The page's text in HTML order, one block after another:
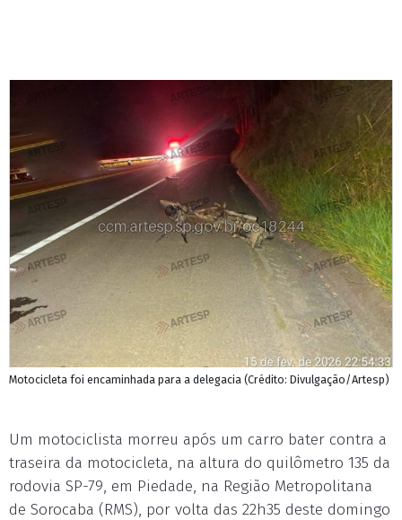
Motocicleta foi encaminhada para a delegacia (Crédito: Divulgação/Artesp)
Um motociclista morreu após um carro bater contra a
traseira da motocicleta, na altura do quilômetro 135 da
rodovia SP-79, em Piedade, na Região Metropolitana
de Sorocaba (RMS), por volta das 22h35 deste domingo